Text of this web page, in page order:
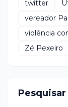
twitter
vereador
violência
Zé Pexeiro